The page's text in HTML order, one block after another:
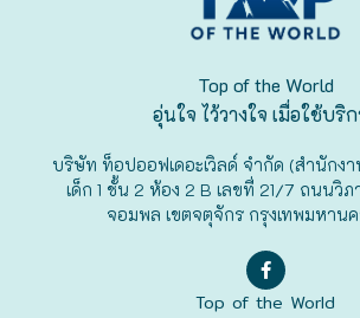
Top of the World
อุ่นใจ ไว้วางใจ เมื่อใช้บริ
บริษัท ท็อปออฟเดอะเวิลด์ จำกัด (สำนักง
เด็ก 1 ชั้น 2 ห้อง 2 B เลขที่ 21/7 ถนนวิภ
จอมพล เขตจตุจักร กรุงเทพมหาน
Top of the World
ฟูระโนะ
ฮอกไกโด